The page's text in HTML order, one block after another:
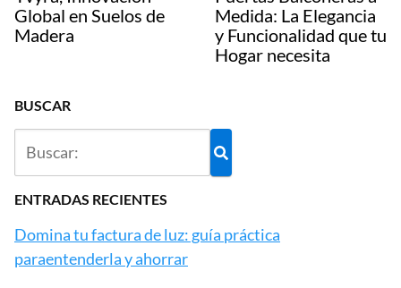
Global en Suelos de
Madera
Medida: La Elegancia
y Funcionalidad que tu
Hogar necesita
BUSCAR
ENTRADAS RECIENTES
Domina tu factura de luz: guía práctica
paraentenderla y ahorrar